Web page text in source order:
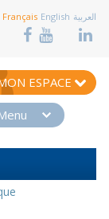
Français English العربية
ESPACE